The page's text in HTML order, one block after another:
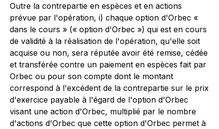
Outre la contrepartie en espèces et en actions
prévue par l'opération, i) chaque option d'Orbec «
dans le cours » (« option d'Orbec ») qui est en cours
de validité à la réalisation de l'opération, qu'elle soit
acquise ou non, sera réputée avoir été remise, cédée
et transférée contre un paiement en espèces fait par
Orbec ou pour son compte dont le montant
correspond à l'excédent de la contrepartie sur le prix
d'exercice payable à l'égard de l'option d'Orbec
visant une action d'Orbec, multiplié par le nombre
d'actions d'Orbec que cette option d'Orbec permet à